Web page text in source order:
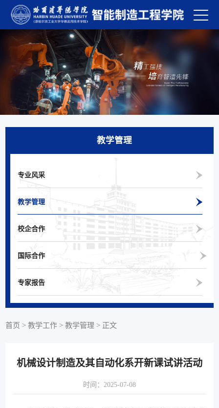
教学管理
专业风采
教学管理
校企合作
国际合作
专家报告
首页 > 教学工作 > 教学管理 > 正文
机械设计制造及其自动化系开新课试讲活动
时间：2025-07-08